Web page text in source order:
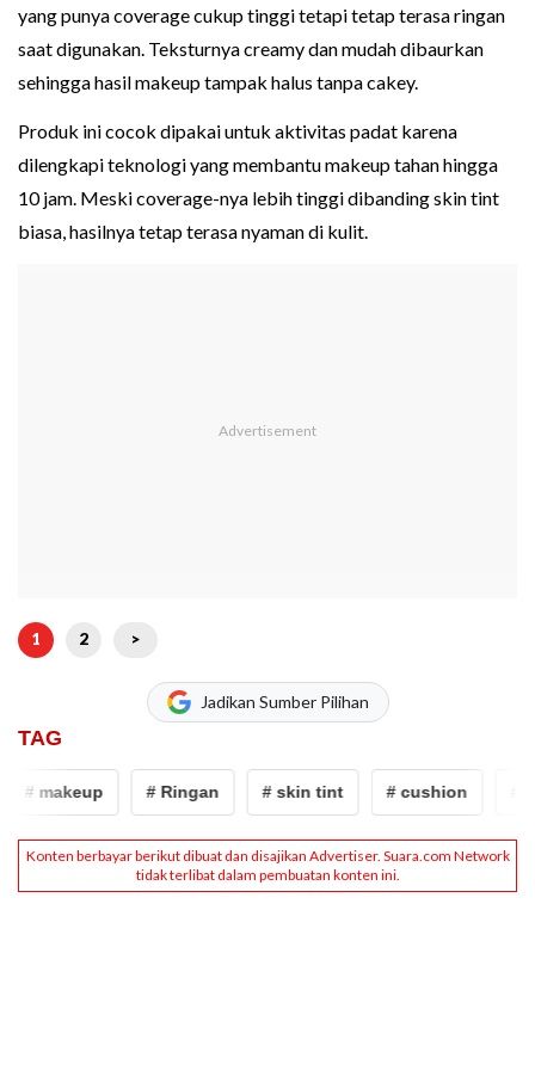
yang punya coverage cukup tinggi tetapi tetap terasa ringan
saat digunakan. Teksturnya creamy dan mudah dibaurkan
sehingga hasil makeup tampak halus tanpa cakey.
Produk ini cocok dipakai untuk aktivitas padat karena
dilengkapi teknologi yang membantu makeup tahan hingga
10 jam. Meski coverage-nya lebih tinggi dibanding skin tint
biasa, hasilnya tetap terasa nyaman di kulit.
1 2 >
Jadikan Sumber Pilihan
TAG
# makeup # Ringan # skin tint # cushion